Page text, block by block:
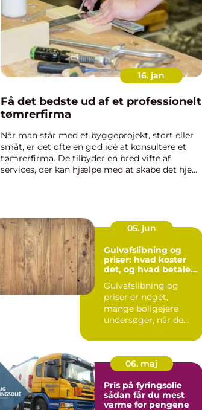
16. jan
Få det bedste ud af et professionelt
tømrerfirma
Når man står med et byggeprojekt, stort eller
småt, er det ofte en god idé at konsultere et
tømrerfirma. De tilbyder en bred vifte af
services, der kan hjælpe med at skabe det hjem
05. jun
Gulvafslibning og
priser: hvad koster
det, og hvad betaler
Gulvafslibning og
priser er noget,
mange boligejere
undersøger, når de
06. maj
Pris på fyringsolie
sådan får du mest
varme for pengene